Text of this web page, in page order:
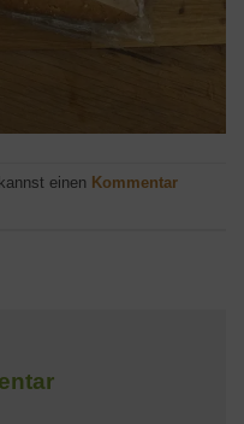
einen Kommentar